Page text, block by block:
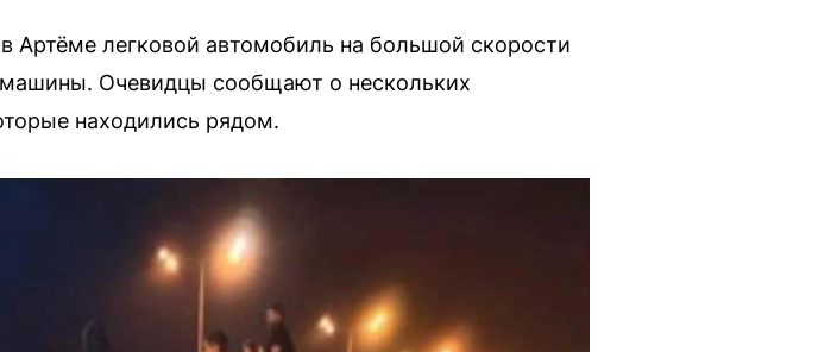
Артёме легковой автомобиль на большой скорости
Очевидцы сообщают о нескольких
находились рядом.